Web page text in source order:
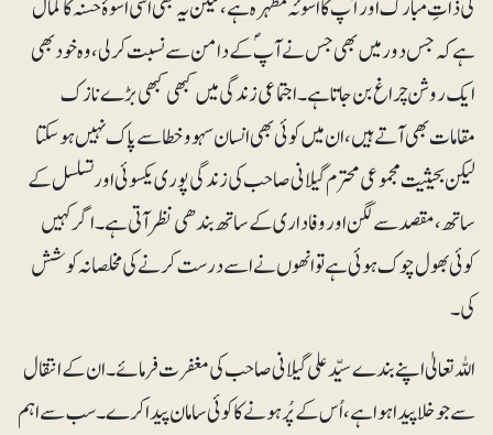
کی ذاتِ مبارک اور آپؐ کا اسوئہ مطہرہ ہے،لیکن یہ بھی اسی اسوۂ حسنہ کا کمال
ہے کہ جس دور میں بھی جس نے آپؐ کے دامن سے نسبت کرلی، وہ خود بھی
ایک روشن چراغ بن جاتا ہے۔ اجتماعی زندگی میں کبھی کبھی بڑے نازک
مقامات بھی آتے ہیں، ان میں کوئی بھی انسان سہووخطا سے پاک نہیں ہوسکتا
لیکن بحیثیت مجموعی محترم گیلانی صاحب کی زندگی پوری یکسوئی اور تسلسل کے
ساتھ، مقصد سے لگن اور وفاداری کے ساتھ بندھی نظر آتی ہے۔ اگر کہیں
کوئی بھول چوک ہوئی ہے تو انھوں نے اسے درست کرنے کی مخلصانہ کوشش
کی۔
اللہ تعالیٰ اپنے بندے سیّد علی گیلانی صاحب کی مغفرت فرمائے۔ ان کے انتقال
سے جو خلا پیدا ہوا ہے، اُس کے پُر ہونے کا کوئی سامان پیدا کرے۔ سب سے اہم